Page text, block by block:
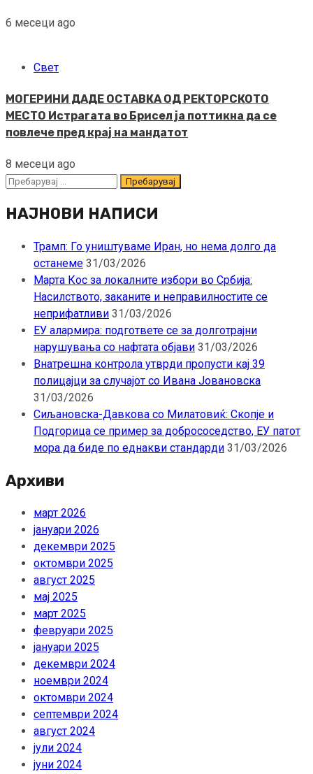
6 месеци ago
Свет
МОГЕРИНИ ДАДЕ ОСТАВКА ОД РЕКТОРСКОТО
МЕСТО Истрагата во Брисел ја поттикна да се
повлече пред крај на мандатот
8 месеци ago
Пребарувај
НАЈНОВИ НАПИСИ
Трамп: Го уништуваме Иран, но нема долго да
останеме 31/03/2026
Марта Кос за локалните избори во Србија:
Насилството, заканите и неправилностите се
неприфатливи 31/03/2026
ЕУ алармира: подгответе се за долготрајни
нарушувања со нафтата објави 31/03/2026
Внатрешна контрола утврди пропусти кај 39
полицајци за случајот со Ивана Јовановска
31/03/2026
Сиљановска-Давкова со Милатовиќ: Скопје и
Подгорица се пример за добрососедство, ЕУ патот
мора да биде по еднакви стандарди 31/03/2026
Архиви
март 2026
јануари 2026
декември 2025
октомври 2025
август 2025
мај 2025
март 2025
февруари 2025
јануари 2025
декември 2024
ноември 2024
октомври 2024
септември 2024
август 2024
јули 2024
јуни 2024